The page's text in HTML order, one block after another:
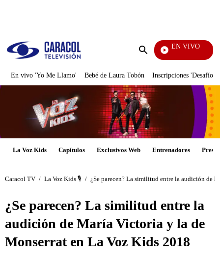
Enviar
EN VIVO
Pura
En vivo 'Yo Me Llamo' Bebé de Laura Tobón Inscripciones 'Desafío'
La Voz Kids Capítulos Exclusivos Web Entrenadores
Caracol TV / La Voz Kids 🎙️ / ¿Se parecen? La similitud entre la audición de
¿Se parecen? La similitud entre la
audición de María Victoria y la de
Monserrat en La Voz Kids 2018